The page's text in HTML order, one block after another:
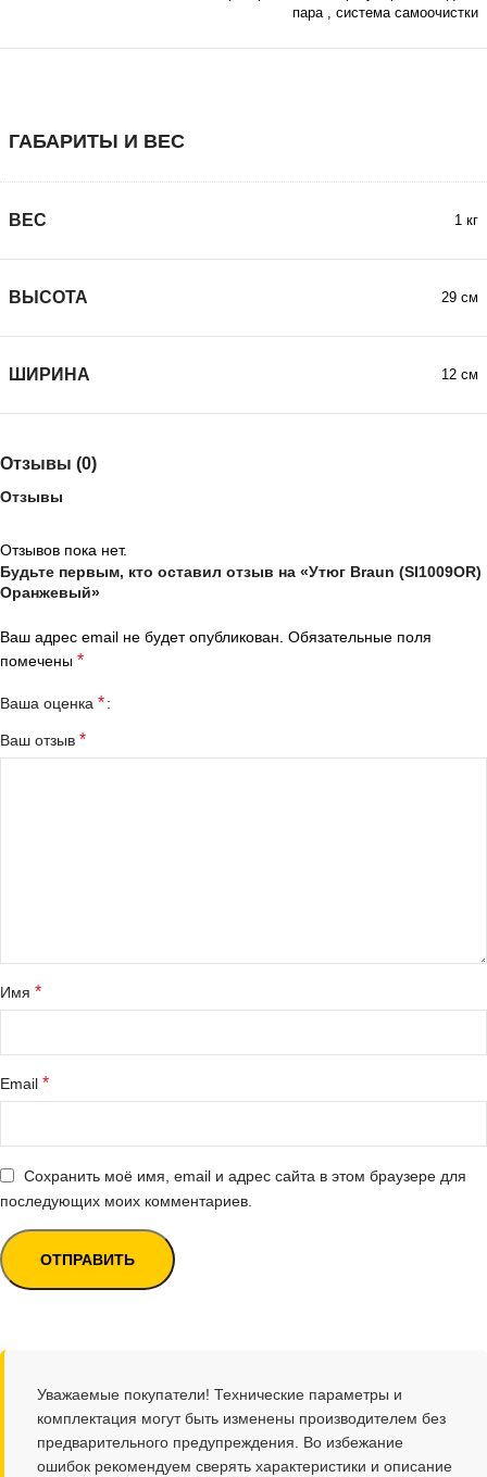
пара
система самоочистки
ГАБАРИТЫ И ВЕС
ВЕС 1 кг
ВЫСОТА 29 см
ШИРИНА 12 см
Отзывы (0)
Отзывы
Отзывов пока нет.
Будьте первым, кто оставил отзыв на «Утюг Braun (SI1009OR)
Оранжевый»
Ваш адрес email не будет опубликован. Обязательные поля
помечены *
Ваша оценка *
Ваш отзыв *
Имя *
Email *
Сохранить моё имя, email и адрес сайта в этом браузере для
последующих моих комментариев.
Уважаемые покупатели! Технические параметры и
комплектация могут быть изменены производителем без
предварительного предупреждения. Во избежание
ошибок рекомендуем сверять характеристики и описание